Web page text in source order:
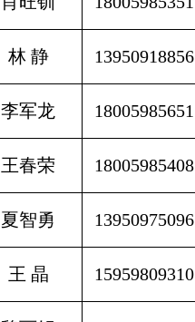
林 静 13950918856
李军龙 18005985651
王春荣 18005985408
夏智勇 13950975096
王 晶 15959809310